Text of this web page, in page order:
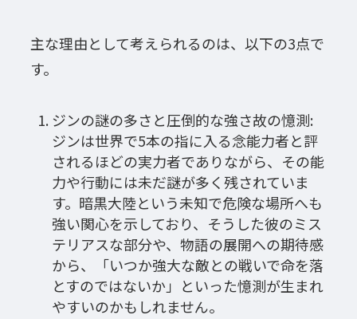
主な理由として考えられるのは、以下の3点で
す。
ジンの謎の多さと圧倒的な強さ故の憶測:
ジンは世界で5本の指に入る念能力者と評
されるほどの実力者でありながら、その能
力や行動には未だ謎が多く残されていま
す。暗黒大陸という未知で危険な場所へも
強い関心を示しており、そうした彼のミス
テリアスな部分や、物語の展開への期待感
から、「いつか強大な敵との戦いで命を落
とすのではないか」といった憶測が生まれ
やすいのかもしれません。